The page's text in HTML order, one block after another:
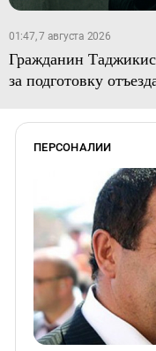
01:47, 7 августа 2026
Гражданин
за подготовку
ПЕРСОНАЛИИ